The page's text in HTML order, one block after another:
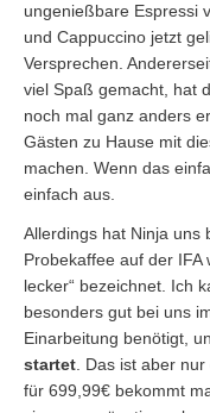
ungenießbare Espressi
und Cappuccino jetzt
Versprechen.
viel Spaß gemacht, hat
noch mal ganz anders
Gästen zu Hause mit
machen. Wenn das
einfach aus.
Allerdings hat Ninja uns
Probekaffee auf der IFA
lecker“ bezeichnet. Ich
besonders gut bei uns
Einarbeitung benötigt,
startet. Das ist aber
für 699,99€ bekommt